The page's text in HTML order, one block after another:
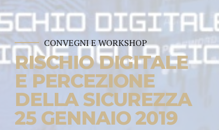
CONVEGNI E WORKSHOP
RISCHIO DIGITALE
E PERCEZIONE
DELLA SICUREZZA
25 GENNAIO 2019